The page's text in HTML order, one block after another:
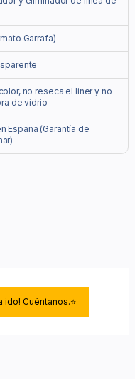
Garrafa)
no reseca el liner y no
de vidrio
España (Garantía de
ido! Cuéntanos.⭐